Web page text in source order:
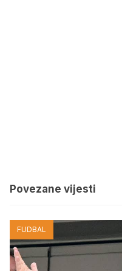
Povezane vijesti
FUDBAL